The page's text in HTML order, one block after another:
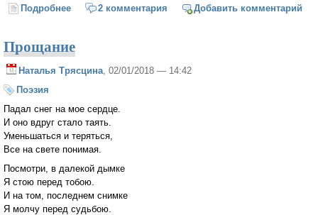
Подробнее о Пластмассовая ёлочка
2 комментария Добавить комментарий
Прощание
Наталья Трясцина, 02/01/2018 — 14:42
Поэзия
Падал снег на мое сердце.
И оно вдруг стало таять.
Уменьшаться и теряться,
Все на свете понимая.
Посмотри, в далекой дымке
Я стою перед тобою.
И на том, последнем снимке
Я молчу перед судьбою.